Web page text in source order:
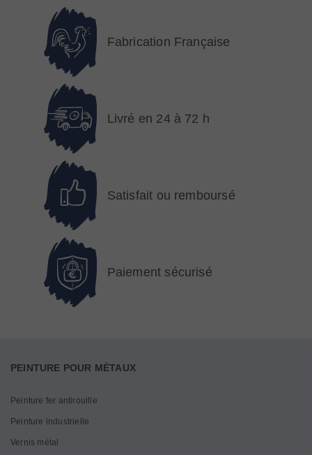
Fabrication Française
Livré en 24 à 72 h
Satisfait ou remboursé
Paiement sécurisé
PEINTURE POUR MÉTAUX
Peinture fer antirouille
Peinture industrielle
Vernis métal